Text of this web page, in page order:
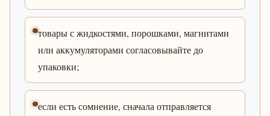
товары с жидкостями, порошками, магнитами
или аккумуляторами согласовывайте до
упаковки;
если есть сомнение, сначала отправляется